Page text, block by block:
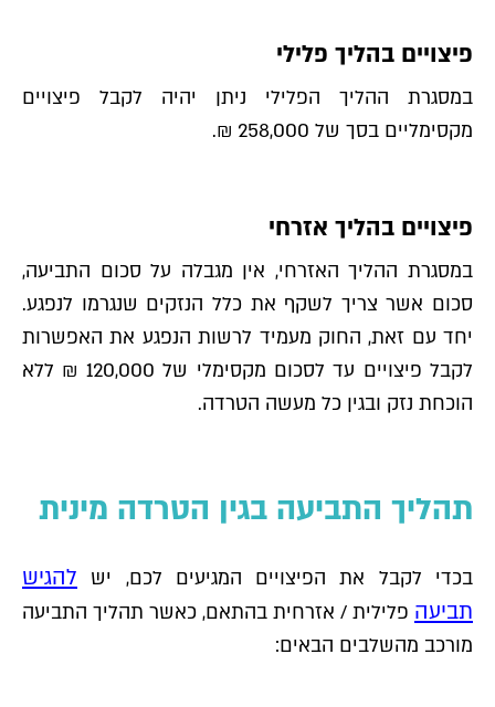
פיצויים בהליך פלילי
במסגרת ההליך הפלילי ניתן יהיה לקבל פיצויים
מקסימליים בסך של 258,000 ₪.
פיצויים בהליך אזרחי
במסגרת ההליך האזרחי, אין מגבלה על סכום התביעה,
סכום אשר צריך לשקף את כלל הנזקים שנגרמו לנפגע.
יחד עם זאת, החוק מעמיד לרשות הנפגע את האפשרות
לקבל פיצויים עד לסכום מקסימלי של 120,000 ₪ ללא
הוכחת נזק ובגין כל מעשה הטרדה.
תהליך התביעה בגין הטרדה מינית
בכדי לקבל את הפיצויים המגיעים לכם, יש להגיש
תביעה פלילית / אזרחית בהתאם, כאשר תהליך התביעה
מורכב מהשלבים הבאים: